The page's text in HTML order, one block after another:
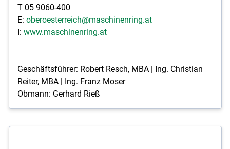
T 05 9060-400
E: oberoesterreich@maschinenring.at
I: www.maschinenring.at
Geschäftsführer: Robert Resch, MBA | Ing. Christian
Reiter, MBA | Ing. Franz Moser
Obmann: Gerhard Rieß